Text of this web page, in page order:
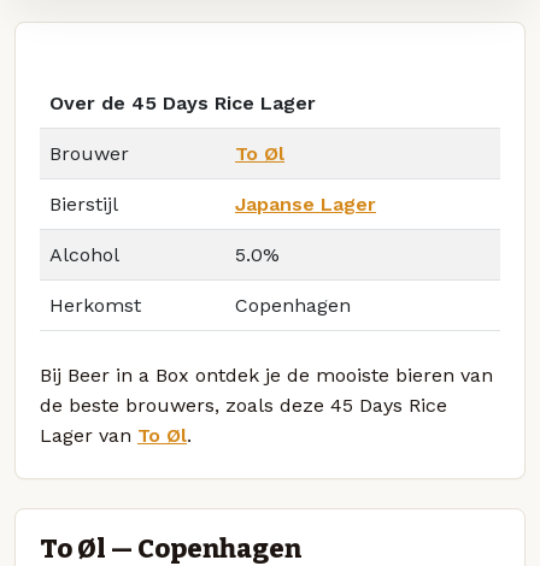
Over de 45 Days Rice Lager
Brouwer To Øl
Bierstijl Japanse Lager
Alcohol 5.0%
Herkomst Copenhagen
Bij Beer in a Box ontdek je de mooiste bieren van
de beste brouwers, zoals deze 45 Days Rice
Lager van To Øl.
To Øl — Copenhagen